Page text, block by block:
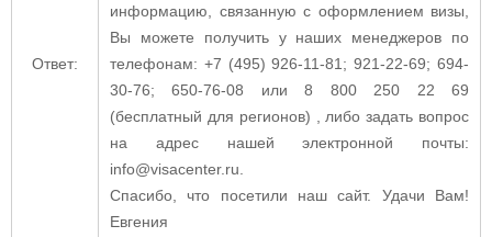
Ответ:
информацию, связанную с оформлением визы,
Вы можете получить у наших менеджеров по
телефонам: +7 (495) 926-11-81; 921-22-69; 694-
30-76; 650-76-08 или 8 800 250 22 69
(бесплатный для регионов) , либо задать вопрос
на адрес нашей электронной почты:
info@visacenter.ru.
Спасибо, что посетили наш сайт. Удачи Вам!
Евгения